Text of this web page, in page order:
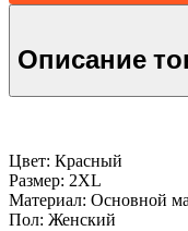
Описание
Цвет: Красный
Размер: 2XL
Материал: Основной
Пол: Женский